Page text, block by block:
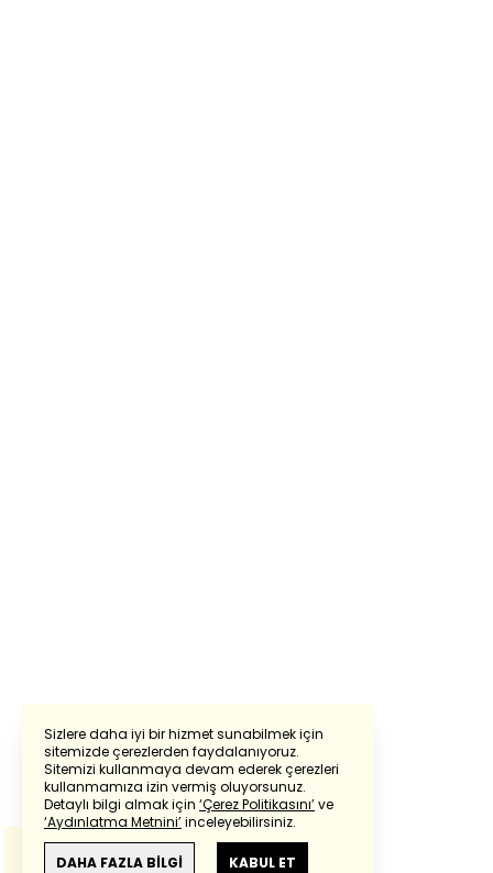
Sizlere daha iyi bir hizmet sunabilmek için
sitemizde çerezlerden faydalanıyoruz.
Sitemizi kullanmaya devam ederek çerezleri
kullanmamıza izin vermiş oluyorsunuz.
Detaylı bilgi almak için ‘Çerez Politikasını’ve
‘Aydınlatma Metnini’inceleyebilirsiniz.
DAHA FAZLA BİLGİ KABUL ET
Powered by Translate
Bu çevirideGoogle Transletekullanılmıştır.
Anlam ve çeviri hatalarından
haberturk.com